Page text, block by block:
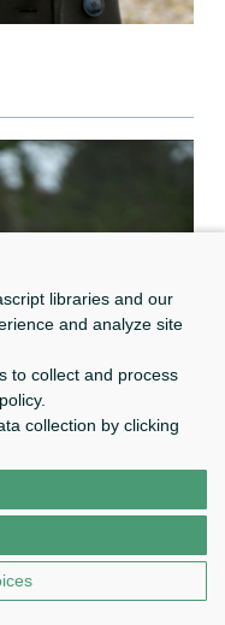
libraries and our
and analyze site
to collect and process
collection by clicking